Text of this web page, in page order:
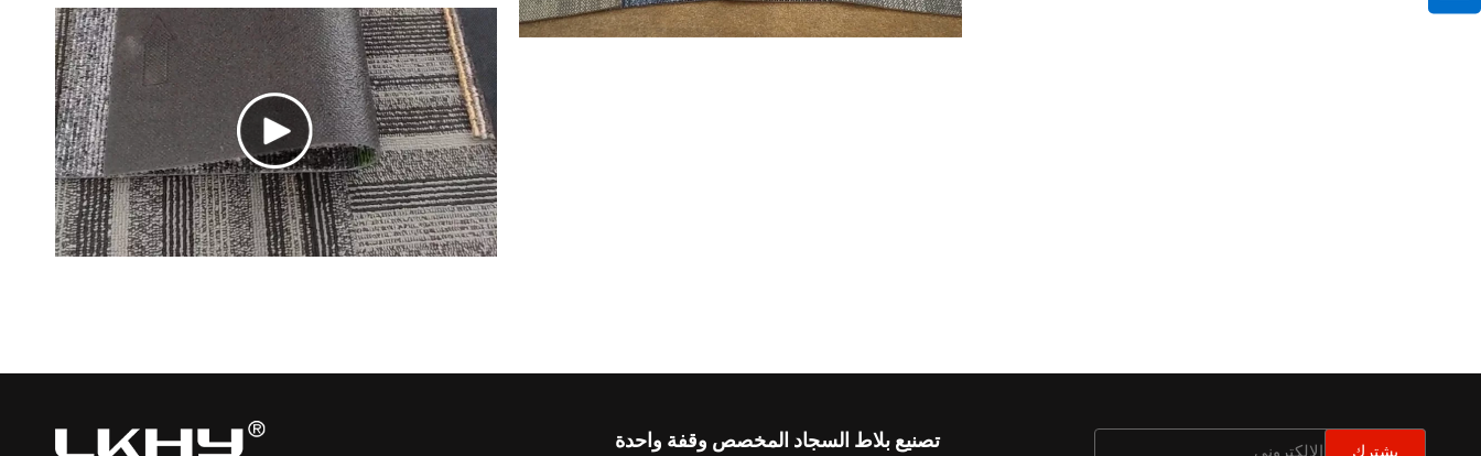
تصنيع بلاط السجاد المخصص وقفة واحدة يشترك